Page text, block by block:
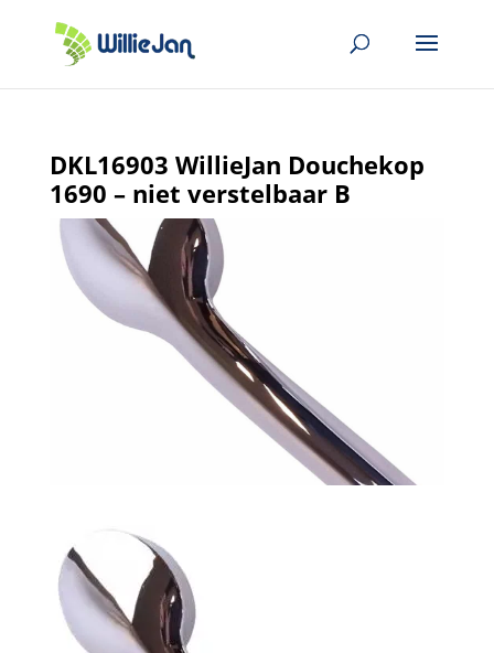
DKL16903 WillieJan Douchekop
1690 – niet verstelbaar B